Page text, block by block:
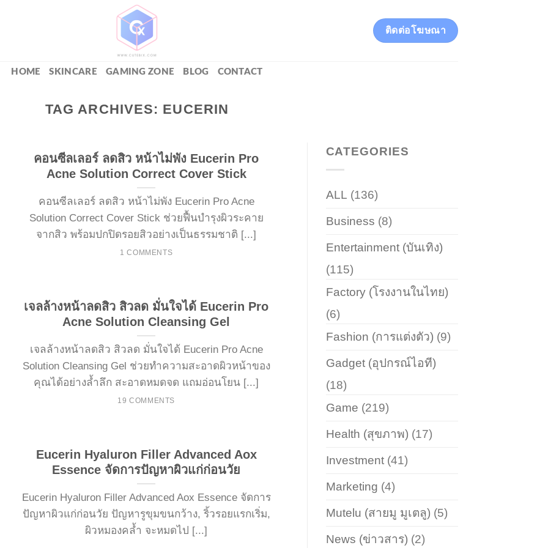
ติดต่อโฆษณา
HOME SKINCARE GAMING ZONE BLOG CONTACT
TAG ARCHIVES: EUCERIN
คอนซีลเลอร์ ลดสิว หน้าไม่พัง Eucerin Pro
Acne Solution Correct Cover Stick
คอนซีลเลอร์ ลดสิว หน้าไม่พัง Eucerin Pro Acne
Solution Correct Cover Stick ช่วยฟื้นบำรุงผิวระคาย
จากสิว พร้อมปกปิดรอยสิวอย่างเป็นธรรมชาติ [...]
1 COMMENTS
เจลล้างหน้าลดสิว สิวลด มั่นใจได้ Eucerin Pro
Acne Solution Cleansing Gel
เจลล้างหน้าลดสิว สิวลด มั่นใจได้ Eucerin Pro Acne
Solution Cleansing Gel ช่วยทำความสะอาดผิวหน้าของ
คุณได้อย่างล้ำลึก สะอาดหมดจด แถมอ่อนโยน [...]
19 COMMENTS
Eucerin Hyaluron Filler Advanced Aox
Essence จัดการปัญหาผิวแก่ก่อนวัย
Eucerin Hyaluron Filler Advanced Aox Essence จัดการ
ปัญหาผิวแก่ก่อนวัย ปัญหารูขุมขนกว้าง, ริ้วรอยแรกเริ่ม,
ผิวหมองคล้ำ จะหมดไป [...]
CATEGORIES
ALL (136)
Business (8)
Entertainment (บันเทิง)
(115)
Factory (โรงงานในไทย)
(6)
Fashion (การแต่งตัว) (9)
Gadget (อุปกรณ์ไอที)
(18)
Game (219)
Health (สุขภาพ) (17)
Investment(41)
Marketing (4)
Mutelu (สายมู มูเตลู) (5)
News (ข่าวสาร) (2)